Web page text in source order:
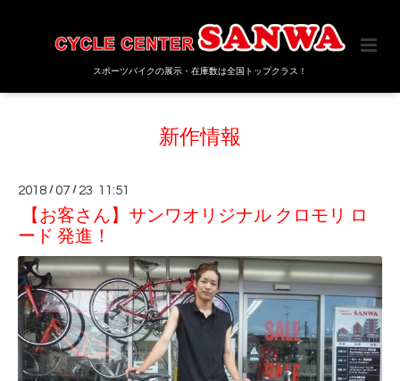
スポーツバイクの展示・在庫数は全国トップクラス！
新作情報
2018 /07 / 23 11:51
【お客さん】サンワオリジナル クロモリ ロ
ード 発進！